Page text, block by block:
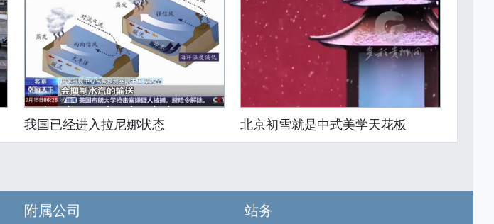
我国已经进入拉尼娜状态 北京初雪就是中式美学天花板
附属公司 站务